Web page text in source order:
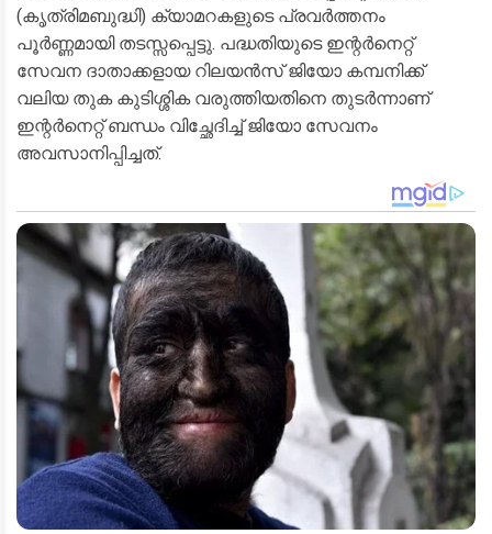
(കൃത്രിമബുദ്ധി) ക്യാമറകളുടെ പ്രവർത്തനം
പൂർണ്ണമായി തടസ്സപ്പെട്ടു. പദ്ധതിയുടെ ഇന്റർനെറ്റ്
സേവന ദാതാക്കളായ റിലയൻസ് ജിയോ കമ്പനിക്ക്
വലിയ തുക കുടിശ്ശിക വരുത്തിയതിനെ തുടർന്നാണ്
ഇന്റർനെറ്റ് ബന്ധം വിച്ഛേദിച്ച് ജിയോ സേവനം
അവസാനിപ്പിച്ചത്.